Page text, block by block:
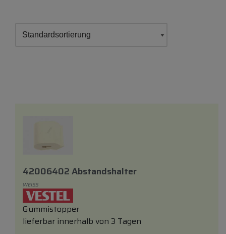
42006402 Abstandshalter
WEISS
Gummistopper
lieferbar innerhalb von 3 Tagen